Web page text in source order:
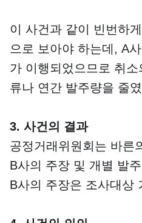
이 사건과 같이 빈번하
으로 보아야 하는데, A
가 이행되었으므로 취
류나 연간 발주량을 줄
3. 사건의 결과
공정거래위원회는 바른
B사의 주장 및 개별 발
B사의 주장은 조사대상